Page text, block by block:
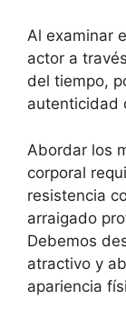
Al examinar
actor a
del tiempo,
autenticidad
Abordar los
corporal
resistencia
arraigado
Debemos
atractivo y
apariencia